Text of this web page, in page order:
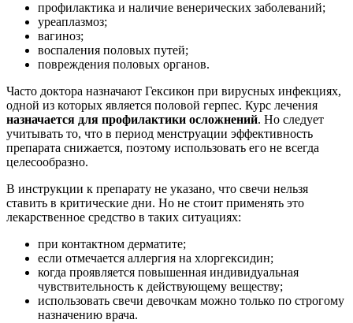
профилактика и наличие венерических заболеваний;
уреаплазмоз;
вагиноз;
воспаления половых путей;
повреждения половых органов.
Часто доктора назначают Гексикон при вирусных инфекциях,
одной из которых является половой герпес. Курс лечения
назначается для профилактики осложнений. Но следует
учитывать то, что в период менструации эффективность
препарата снижается, поэтому использовать его не всегда
целесообразно.
В инструкции к препарату не указано, что свечи нельзя
ставить в критические дни. Но не стоит применять это
лекарственное средство в таких ситуациях:
при контактном дерматите;
если отмечается аллергия на хлоргексидин;
когда проявляется повышенная индивидуальная
чувствительность к действующему веществу;
использовать свечи девочкам можно только по строгому
назначению врача.